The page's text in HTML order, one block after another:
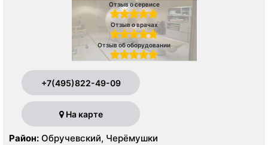
Отзыв о сервисе
Отзыв о врачах
Отзыв об оборудовании
+7(495)822-49-09
На карте
Район: Обручевский, Черёмушки